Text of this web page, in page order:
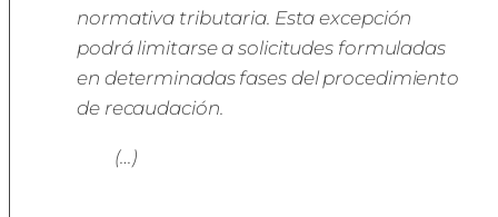
normativa tributaria. Esta excepción
podrá limitarse a solicitudes formuladas
en determinadas fases del procedimiento
de recaudación.
(…)